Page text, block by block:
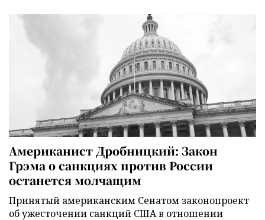
Американист Дробницкий: Закон
Грэма о санкциях против России
останется молчащим
Принятый американским Сенатом законопроект
об ужесточении санкций США в отношении